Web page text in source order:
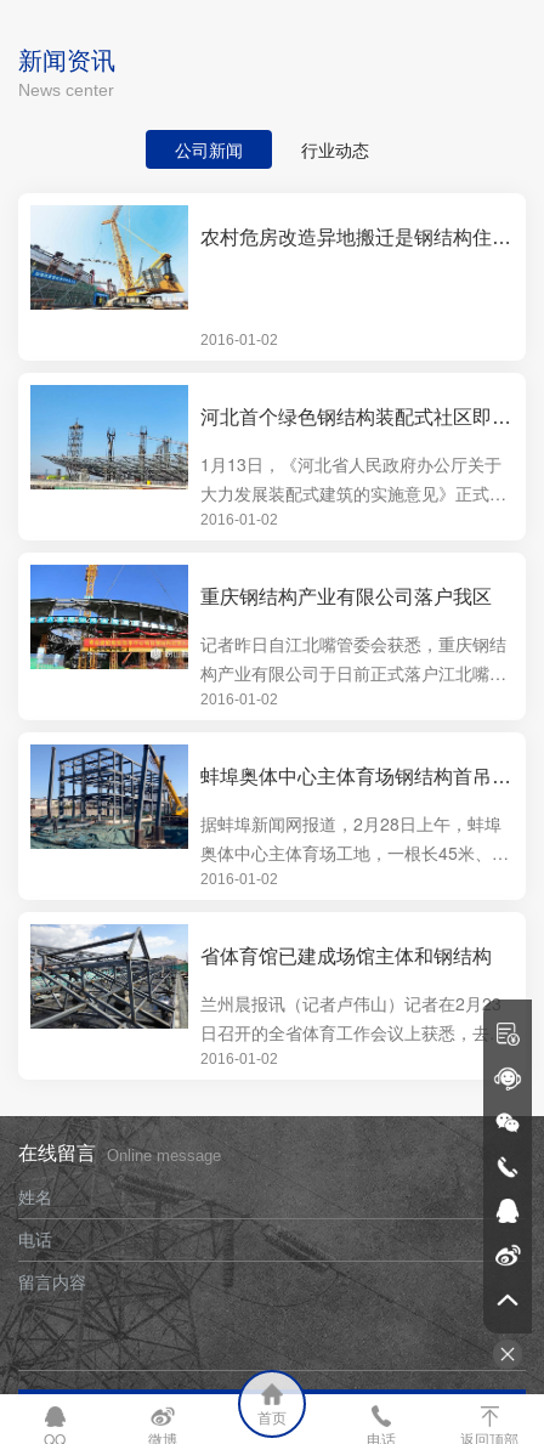
新闻资讯
News center
公司新闻 行业动态
农村危房改造异地搬迁是钢结构住宅的研究项目之一
2016-01-02
河北首个绿色钢结构装配式社区即将在石家庄启动建设
1月13日，《河北省人民政府办公厅关于
大力发展装配式建筑的实施意见》正式发
布，要大力加快河北装配式建筑的应用与
2016-01-02
重庆钢结构产业有限公司落户我区
记者昨日自江北嘴管委会获悉，重庆钢结
构产业有限公司于日前正式落户江北嘴金
融城3号T3栋，标志着江北嘴产业链进一
2016-01-02
蚌埠奥体中心主体育场钢结构首吊施工完成
据蚌埠新闻网报道，2月28日上午，蚌埠
奥体中心主体育场工地，一根长45米、重
达60吨的钢悬桥被塔吊缓缓吊起，然后又
2016-01-02
省体育馆已建成场馆主体和钢结构
兰州晨报讯（记者卢伟山）记者在2月23
日召开的全省体育工作会议上获悉，去年
我省在全民健身领域取得了长足进步，全
2016-01-02
在线留言 Online message
姓名
电话
留言内容
提交信息
QQ
微博
首页
电话
返回顶部